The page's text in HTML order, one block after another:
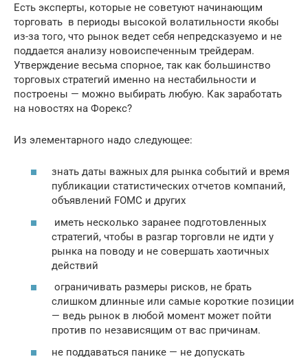
Есть эксперты, которые не советуют начинающим
торговать в периоды высокой волатильности якобы
из-за того, что рынок ведет себя непредсказуемо и не
поддается анализу новоиспеченным трейдерам.
Утверждение весьма спорное, так как большинство
торговых стратегий именно на нестабильности и
построены — можно выбирать любую. Как заработать
на новостях на Форекс?
Из элементарного надо следующее:
знать даты важных для рынка событий и время
публикации статистических отчетов компаний,
объявлений FOMC и других
иметь несколько заранее подготовленных
стратегий, чтобы в разгар торговли не идти у
рынка на поводу и не совершать хаотичных
действий
ограничивать размеры рисков, не брать
слишком длинные или самые короткие позиции
— ведь рынок в любой момент может пойти
против по независящим от вас причинам.
не поддаваться панике — не допускать